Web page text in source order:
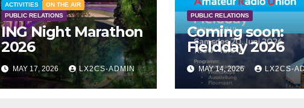
ACTIVITIES
ON THE AIR
PUBLIC RELATIONS
ING Night Marathon
2026
MAY 17, 2026 LX2CS-ADMIN
PUBLIC RELATIONS
Coming soon:
Fieldday 2026
MAY 14, 2026 LX2CS-